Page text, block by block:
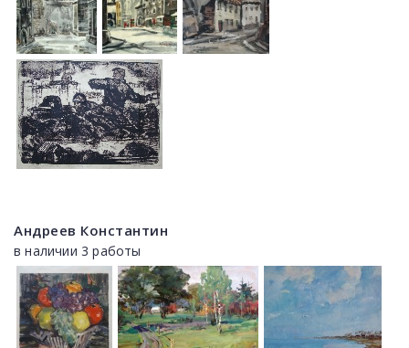
Андреев Константин
в наличии 3 работы